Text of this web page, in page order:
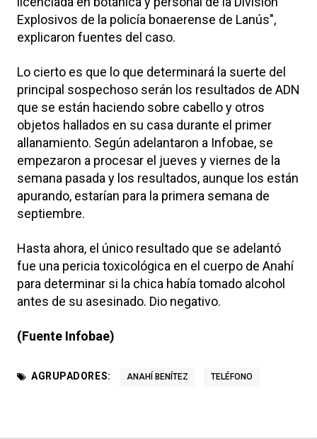
Explosivos de la policía bonaerense de Lanús",
explicaron fuentes del caso.
Lo cierto es que lo que determinará la suerte del
principal sospechoso serán los resultados de ADN
que se están haciendo sobre cabello y otros
objetos hallados en su casa durante el primer
allanamiento. Según adelantaron a Infobae, se
empezaron a procesar el jueves y viernes de la
semana pasada y los resultados, aunque los están
apurando, estarían para la primera semana de
septiembre.
Hasta ahora, el único resultado que se adelantó
fue una pericia toxicológica en el cuerpo de Anahí
para determinar si la chica había tomado alcohol
antes de su asesinado. Dio negativo.
(Fuente Infobae)
AGRUPADORES: ANAHÍ BENÍTEZ TELÉFONO